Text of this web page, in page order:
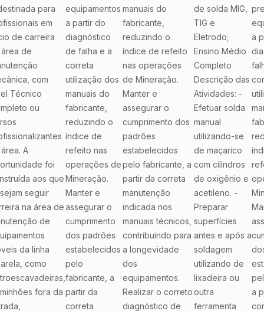
para
em
de carreira
de
com
Técnico
ou
A
foi
aos que
seguir
na área de
de
da linha
como
fora da
equipamentos
a partir do
diagnóstico
de falha e a
correta
utilização dos
manuais do
fabricante,
reduzindo o
índice de
refeito nas
operações de
Mineração.
Manter e
assegurar o
cumprimento
dos padrões
estabelecidos
pelo
fabricante, a
partir da
correta
manuais do
fabricante,
reduzindo o
índice de refeito
nas operações
de Mineração.
Manter e
assegurar o
cumprimento dos
padrões
estabelecidos
pelo fabricante, a
partir da correta
manutenção
indicada nos
manuais técnicos,
contribuindo para
a longevidade
dos
equipamentos.
Realizar o correto
diagnóstico de
de solda MIG,
TIG e
Eletrodo;
Ensino Médio
Completo
Descrição das
Atividades: -
Efetuar solda
manual
utilizando-se
de maçarico
com cilindros
de oxigênio e
acetileno. -
Preparar
superfícies
antes e após a
soldagem
utilizando de
lixadeira ou
outra
ferramenta
a
a